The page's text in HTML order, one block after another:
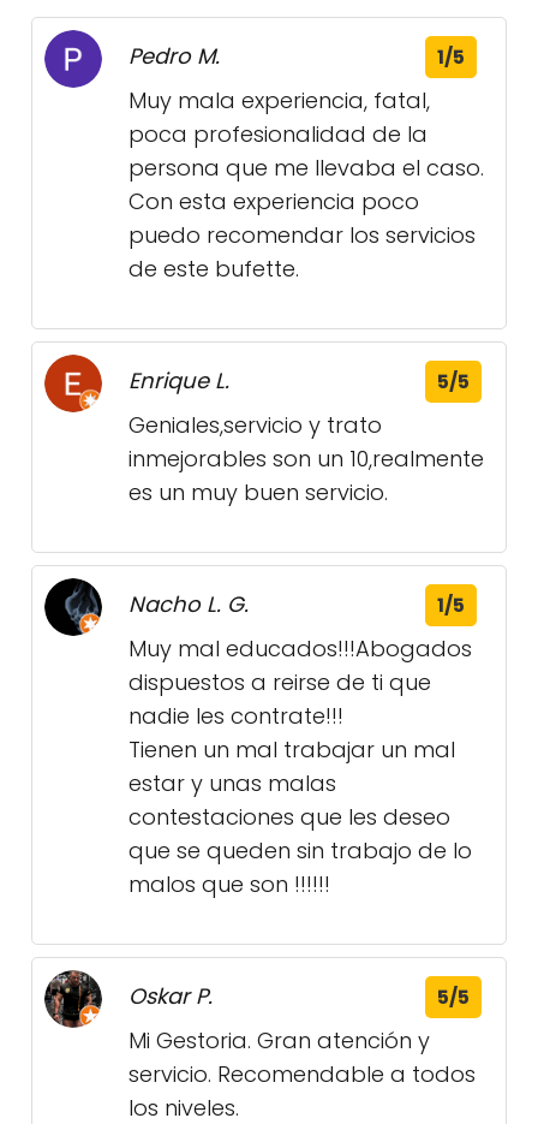
Pedro M. 1/5
Muy mala experiencia, fatal,
poca profesionalidad de la
persona que me llevaba el caso.
Con esta experiencia poco
puedo recomendar los servicios
de este bufette.
Enrique L. 5/5
Geniales,servicio y trato
inmejorables son un 10,realmente
es un muy buen servicio.
Nacho L. G. 1/5
Muy mal educados!!!Abogados
dispuestos a reirse de ti que
nadie les contrate!!!
Tienen un mal trabajar un mal
estar y unas malas
contestaciones que les deseo
que se queden sin trabajo de lo
malos que son !!!!!!
Oskar P. 5/5
Mi Gestoria. Gran atención y
servicio. Recomendable a todos
los niveles.